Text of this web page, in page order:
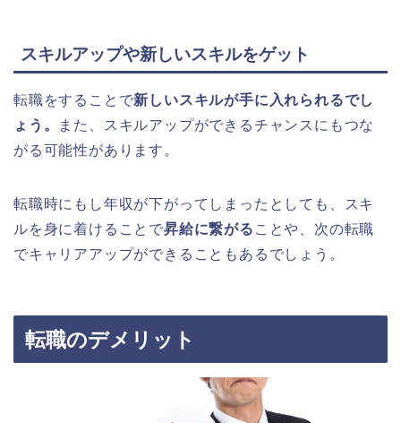
スキルアップや新しいスキルをゲット
転職をすることで新しいスキルが手に入れられるでし
ょう。
また、スキルアップができるチャンスにもつな
がる可能性があります。
転職時にもし年収が下がってしまったとしても、スキ
ルを身に着けることで昇給に繋がる ことや、次の転職
でキャリアアップができることもあるでしょう。
転職のデメリット